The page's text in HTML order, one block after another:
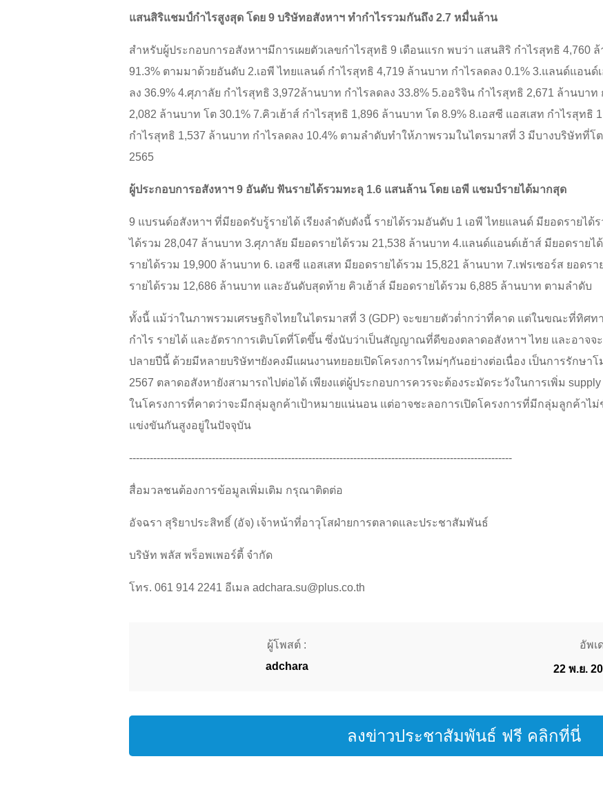
แสนสิริแชมป์กำไรสูงสุด โดย 9 บริษัทอสังหาฯ ทำกำไรรวมกันถึง 2.7 หมื่นล้าน
สำหรับผู้ประกอบการอสังหาฯมีการเผยตัวเลขกำไรสุทธิ 9 เดือนแรก พบว่า แสนสิริ กำไรสุทธิ 4,760
91.3% ตามมาด้วยอันดับ 2.เอพี ไทยแลนด์ กำไรสุทธิ 4,719 ล้านบาท กำไรลดลง 0.1% 3.แลนด์แอนด์
ลง 36.9% 4.ศุภาลัย กำไรสุทธิ 3,972ล้านบาท กำไรลดลง 33.8% 5.ออริจิน กำไรสุทธิ 2,671 ล้านบา
2,082 ล้านบาท โต 30.1% 7.คิวเฮ้าส์ กำไรสุทธิ 1,896 ล้านบาท โต 8.9% 8.เอสซี แอสเสท กำไรสุทธิ
กำไรสุทธิ 1,537 ล้านบาท กำไรลดลง 10.4% ตามลำดับทำให้ภาพรวมในไตรมาสที่ 3 มีบางบริษัทที่โ
2565
ผู้ประกอบการอสังหาฯ 9 อันดับ ฟันรายได้รวมทะลุ 1.6 แสนล้าน โดย เอพี แชมป์รายได้มากสุด
9 แบรนด์อสังหาฯ ที่มียอดรับรู้รายได้ เรียงลำดับดังนี้ รายได้รวมอันดับ 1 เอพี ไทยแลนด์ มียอดรายได้
ได้รวม 28,047 ล้านบาท 3.ศุภาลัย มียอดรายได้รวม 21,538 ล้านบาท 4.แลนด์แอนด์เฮ้าส์ มียอดราย
รายได้รวม 19,900 ล้านบาท 6. เอสซี แอสเสท มียอดรายได้รวม 15,821 ล้านบาท 7.เฟรเซอร์ส ยอดร
รายได้รวม 12,686 ล้านบาท และอันดับสุดท้าย คิวเฮ้าส์ มียอดรายได้รวม 6,885 ล้านบาท ตามลำดับ
ทั้งนี้ แม้ว่าในภาพรวมเศรษฐกิจไทยในไตรมาสที่ 3 (GDP) จะขยายตัวต่ำกว่าที่คาด แต่ในขณะที่ทิศ
กำไร รายได้ และอัตราการเติบโตที่โตขึ้น ซึ่งนับว่าเป็นสัญญาณที่ดีของตลาดอสังหาฯ ไทย และอาจ
ปลายปีนี้ ด้วยมีหลายบริษัทฯยังคงมีแผนงานทยอยเปิดโครงการใหม่ๆกันอย่างต่อเนื่อง เป็นการรักษา
2567 ตลาดอสังหายังสามารถไปต่อได้ เพียงแต่ผู้ประกอบการควรจะต้องระมัดระวังในการเพิ่ม
ในโครงการที่คาดว่าจะมีกลุ่มลูกค้าเป้าหมายแน่นอน แต่อาจชะลอการเปิดโครงการที่มีกลุ่มลูกค้าไม่
แข่งขันกันสูงอยู่ในปัจจุบัน
---------------------------------------------------------------------------------------------------------------
สื่อมวลชนต้องการข้อมูลเพิ่มเติม กรุณาติดต่อ
อัจฉรา สุริยาประสิทธิ์ (อัจ) เจ้าหน้าที่อาวุโสฝ่ายการตลาดและประชาสัมพันธ์
บริษัท พลัส พร็อพเพอร์ตี้ จำกัด
โทร. 061 914 2241 อีเมล adchara.su@plus.co.th
ผู้โพสต์ :
adchara
อัพเ
22 พ.ย.
ลงข่าวประชาสัมพันธ์ ฟรี คลิกที่นี่